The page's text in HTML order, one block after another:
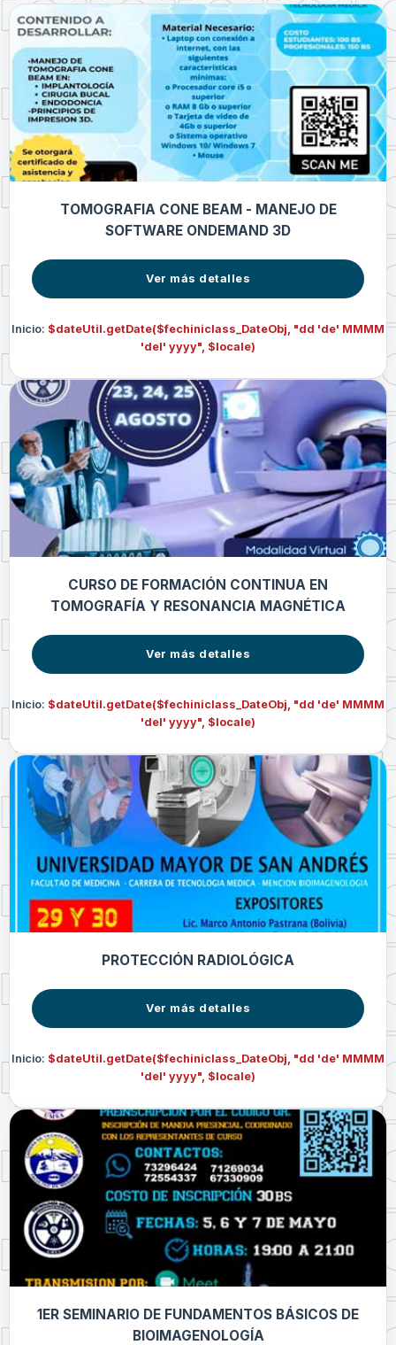
TOMOGRAFIA CONE BEAM - MANEJO DE
SOFTWARE ONDEMAND 3D
Ver más detalles
Inicio: $dateUtil.getDate($fechiniclass_DateObj, "dd 'de' MMMM
'del' yyyy", $locale)
CURSO DE FORMACIÓN CONTINUA EN
TOMOGRAFÍA Y RESONANCIA MAGNÉTICA
Ver más detalles
Inicio: $dateUtil.getDate($fechiniclass_DateObj, "dd 'de' MMMM
'del' yyyy", $locale)
PROTECCIÓN RADIOLÓGICA
Ver más detalles
Inicio: $dateUtil.getDate($fechiniclass_DateObj, "dd 'de' MMMM
'del' yyyy", $locale)
1ER SEMINARIO DE FUNDAMENTOS BÁSICOS DE
BIOIMAGENOLOGÍA